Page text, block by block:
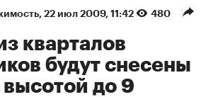
⁠, 22 июл 2009, 11:42 480
кварталов
будут снесены
до 9